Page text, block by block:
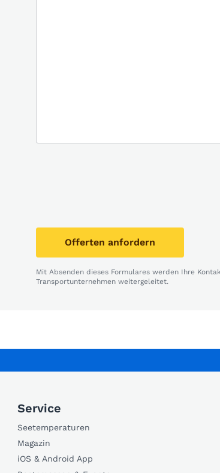
Offerten anfordern
Mit Absenden dieses Formulares werden Ihre
Transportunternehmen weitergeleitet.
Service
Seetemperaturen
Magazin
iOS & Android App